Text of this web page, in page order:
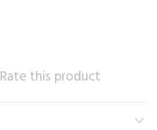
Rate this product